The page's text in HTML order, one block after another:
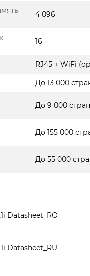
4 096
16
RJ45 + WiFi
До 13 000
До 9 000
До 155 000
До 55 000
Datasheet_RO
Datasheet_RU